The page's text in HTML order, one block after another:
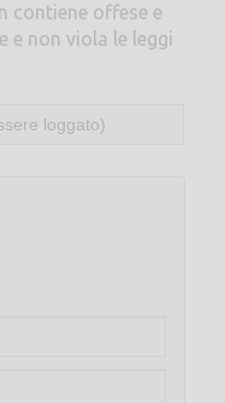
contiene offese e
e non viola le leggi